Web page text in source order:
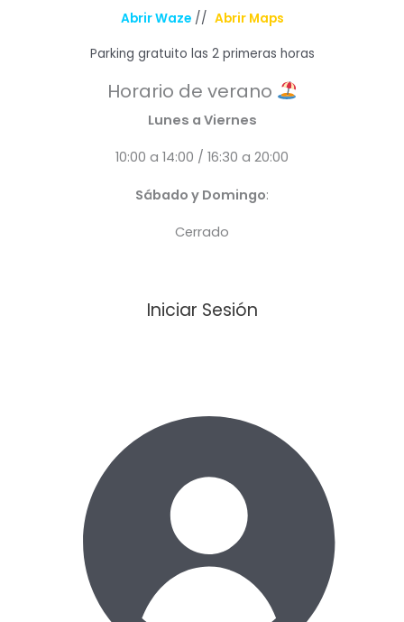
Abrir Waze// Abrir Maps
Parking gratuito las 2 primeras horas
Horario de verano
Lunes a Viernes
10:00 a 14:00 / 16:30 a 20:00
Sábado y Domingo:
Cerrado
Iniciar Sesión